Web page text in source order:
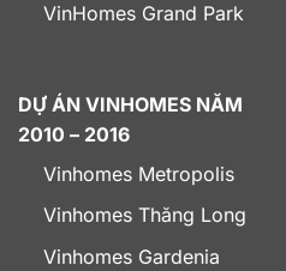
VinHomes Grand Park
DỰ ÁN VINHOMES NĂM
2010 – 2016
Vinhomes Metropolis
Vinhomes Thăng Long
Vinhomes Gardenia